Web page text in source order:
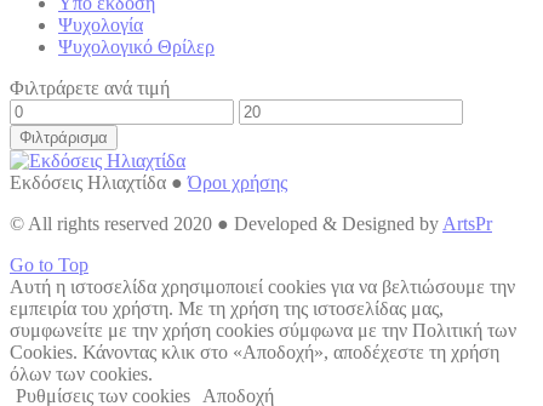
Ψυχολογία
Ψυχολογικό Θρίλερ
Φιλτράρετε ανά τιμή
Φιλτράρισμα
Εκδόσεις Ηλιαχτίδα ●Όροι χρήσης
© All rights reserved 2020 ● Developed & Designed byArtsPr
Go to Top
Αυτή η ιστοσελίδα χρησιμοποιεί cookies για να βελτιώσουμε την
εμπειρία του χρήστη. Με τη χρήση της ιστοσελίδας μας,
συμφωνείτε με την χρήση cookies σύμφωνα με την Πολιτική των
Cookies. Κάνοντας κλικ στο «Αποδοχή», αποδέχεστε τη χρήση
όλων των cookies.
Ρυθμίσεις των cookies Αποδοχή